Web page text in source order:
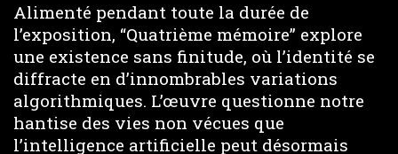
Alimenté pendant toute la durée de
l’exposition, “Quatrième mémoire” explore
une existence sans finitude, où l’identité se
diffracte en d’innombrables variations
algorithmiques. L’œuvre questionne notre
hantise des vies non vécues que
l’intelligence artificielle peut désormais